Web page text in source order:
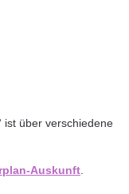
ist über verschiedene
Auskunft.